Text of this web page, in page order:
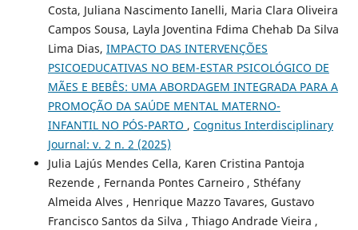
Costa, Juliana Nascimento Ianelli, Maria Clara Oliveira
Campos Sousa, Layla Joventina Fdima Chehab Da Silva
Lima Dias, IMPACTO DAS INTERVENÇÕES
PSICOEDUCATIVAS NO BEM-ESTAR PSICOLÓGICO DE
MÃES E BEBÊS: UMA ABORDAGEM INTEGRADA PARA A
PROMOÇÃO DA SAÚDE MENTAL MATERNO-
INFANTIL NO PÓS-PARTO , Cognitus Interdisciplinary
Journal: v. 2 n. 2 (2025)
Julia Lajús Mendes Cella, Karen Cristina Pantoja
Rezende , Fernanda Pontes Carneiro , Sthéfany
Almeida Alves , Henrique Mazzo Tavares, Gustavo
Francisco Santos da Silva , Thiago Andrade Vieira ,